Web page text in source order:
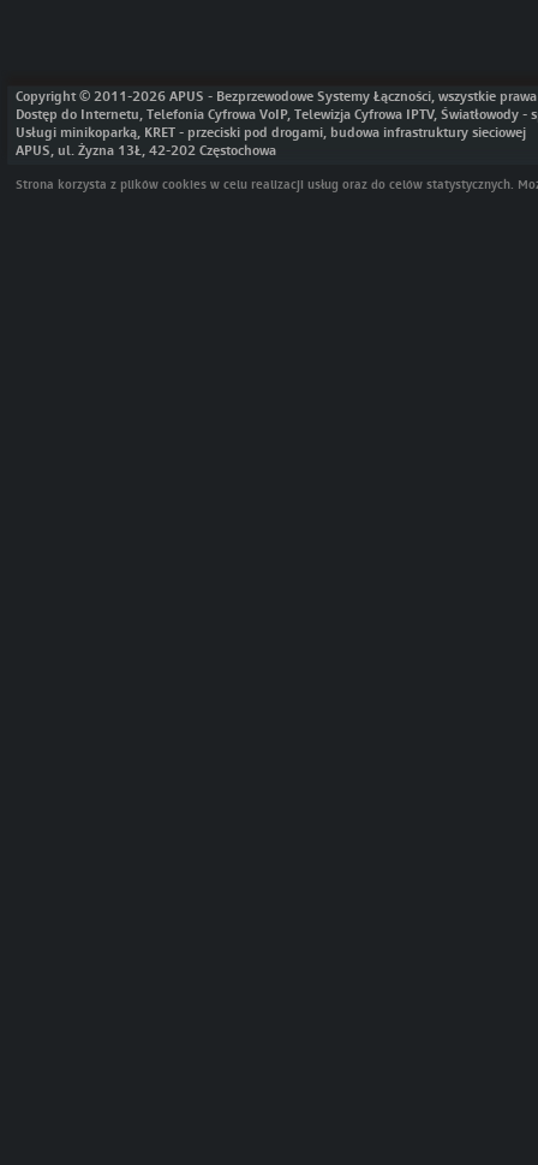
Copyright © 2011-2026 APUS - Bezprzewodowe Systemy Łączności, wszystkie
Dostęp do Internetu, Telefonia Cyfrowa VoIP, Telewizja Cyfrowa IPTV, Światłowody
Usługi minikoparką, KRET - przeciski pod drogami, budowa infrastruktury sieciowej
APUS, ul. Żyzna 13Ł, 42-202 Częstochowa
Strona korzysta z plików cookies w celu realizacji usług oraz do celów statystycznych.